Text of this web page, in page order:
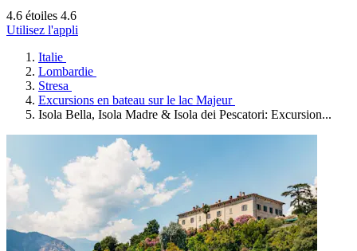
4.6 étoiles 4.6
Utilisez l'appli
Italie
Lombardie
Stresa
Excursions en bateau sur le lac Majeur
Isola Bella, Isola Madre & Isola dei Pescatori: Excursion...